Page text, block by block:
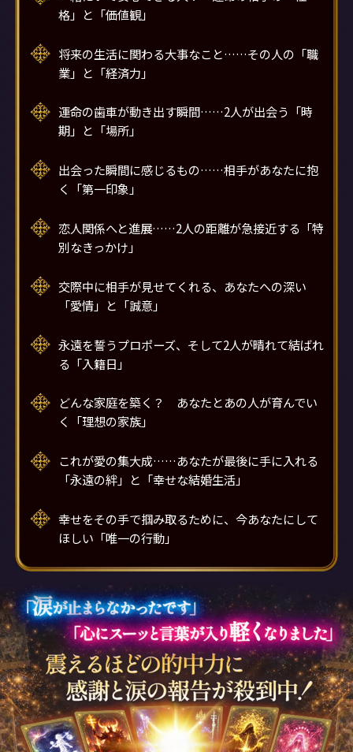
格」と「価値観」
将来の生活に関わる大事なこと……その人の「職
業」と「経済力」
運命の歯車が動き出す瞬間……2人が出会う「時
期」と「場所」
出会った瞬間に感じるもの……相手があなたに抱
く「第一印象」
恋人関係へと進展……2人の距離が急接近する「特
別なきっかけ」
交際中に相手が見せてくれる、あなたへの深い
「愛情」と「誠意」
永遠を誓うプロポーズ、そして2人が晴れて結ばれ
る「入籍日」
どんな家庭を築く？ あなたとあの人が育んでい
く「理想の家族」
これが愛の集大成……あなたが最後に手に入れる
「永遠の絆」と「幸せな結婚生活」
幸せをその手で掴み取るために、今あなたにして
ほしい「唯一の行動」